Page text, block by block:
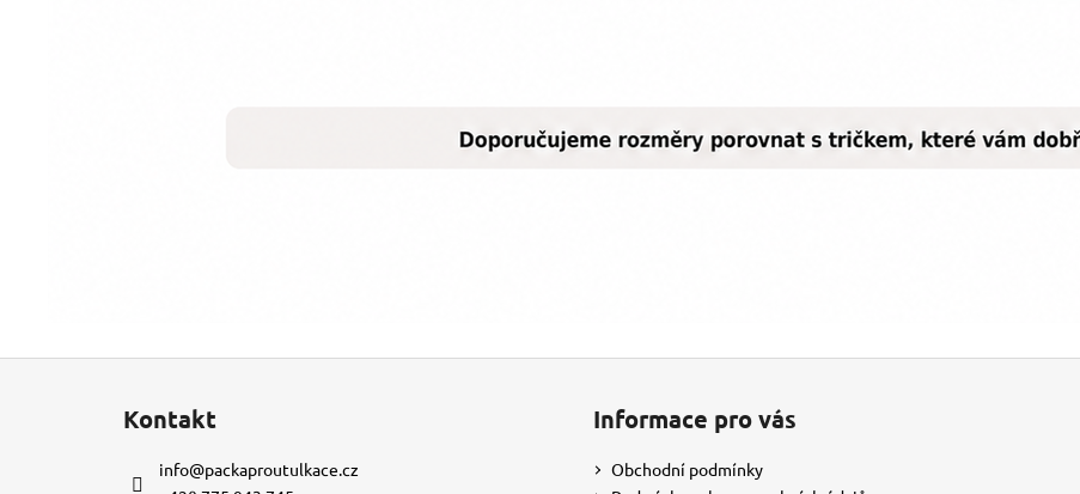
Kontakt
info@packaproutulkace.cz
Informace pro vás
Obchodní podmínky